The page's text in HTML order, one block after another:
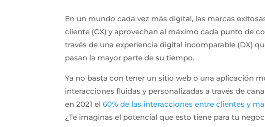
En un mundo cada vez más digital, las marcas
cliente (CX) y aprovechan al máximo cada punto de
través de una experiencia digital incomparable (DX)
pasan la mayor parte de su tiempo.
Ya no basta con tener un sitio web o una aplicación
interacciones fluidas y personalizadas a través de
en 2021 el60% de las interacciones entre clientes y
¿Te imaginas el potencial que esto tiene para tu